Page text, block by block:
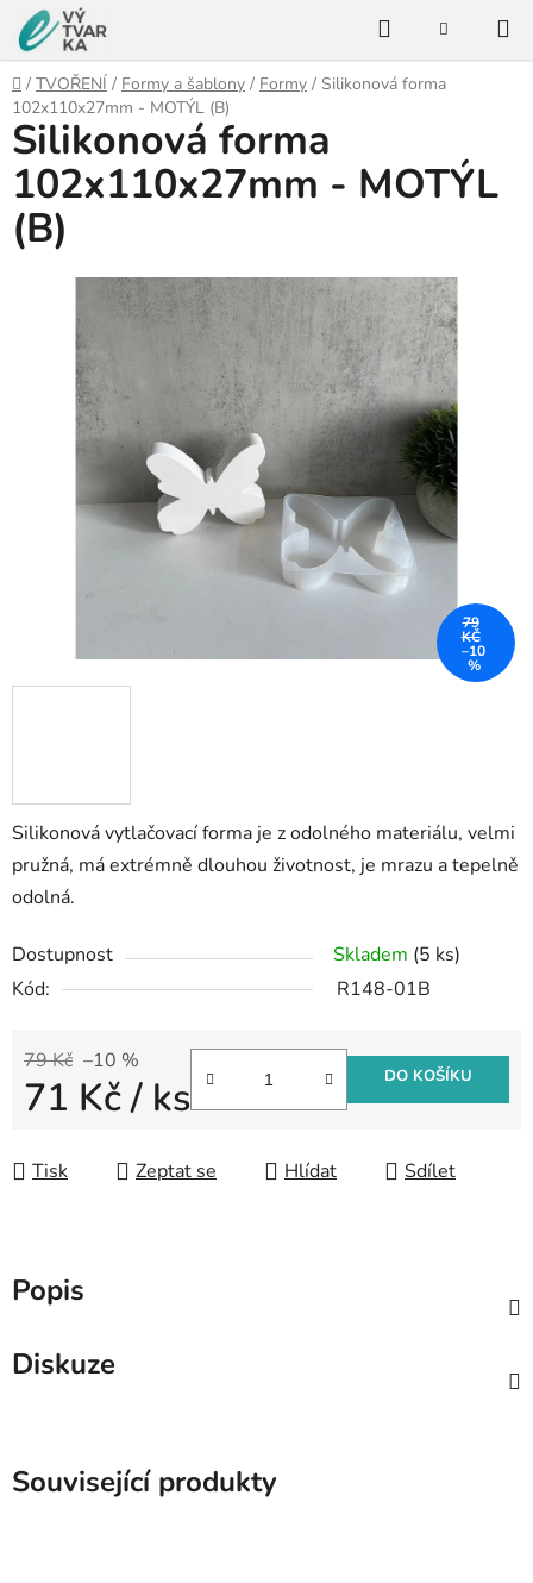
Přejít
na
obsah
HledatNÁKUPNÍ
Domů
/ TVOŘENÍ / Formy a šablony / Formy / Silikonová forma
102x110x27mm - MOTÝL (B)
Silikonová vytlačovací forma je z odolného materiálu, velmi
pružná, má extrémně dlouhou životnost, je mrazu a tepelně
odolná.
Dostupnost Skladem (5 ks)
Kód:
R148-01B
79 Kč –10 %
71 Kč/ ks DO KOŠÍKU
Tisk Zeptat se Hlídat Sdílet
Silikonová forma
102x110x27mm - MOTÝL
(B)
79
KČ
–10
%
Popis
Diskuze
Související produkty